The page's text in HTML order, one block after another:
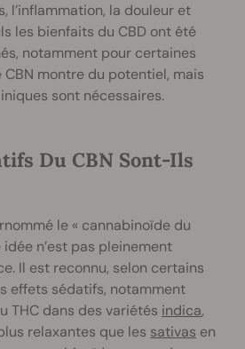
l’inflammation, la douleur et
les bienfaits du CBD ont été
notamment pour certaines
CBN montre du potentiel, mais
sont nécessaires.
Du CBN Sont-Ils
le « cannabinoïde du
n’est pas pleinement
Il est reconnu, selon certains
effets sédatifs, notamment
THC dans des variétés indica,
relaxantes que les sativas en